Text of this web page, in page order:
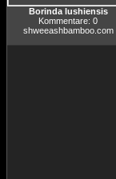
Borinda lushiensis
Kommentare: 0
shweeashbamboo.com